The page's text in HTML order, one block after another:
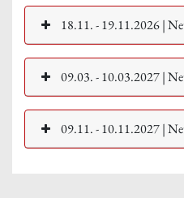
18.11. - 19.11.2026 |
09.03. - 10.03.2027 |
09.11. - 10.11.2027 |